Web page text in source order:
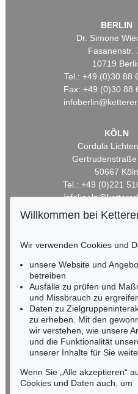
BERLIN
Dr. Simone
Fasanenstr.
10719
Tel.: +49 (0)30 88
Fax: +49 (0)30 88
KÖLN
Cordula
50667 Köln
Tel.: +49 (0)221
HESSEN
Miriam
Tel.: +49 (0)62 21
Fax: +49 (0)62 21
Nico Kassel,
Mobil: +49 (0)171
Willkommen bei
Wir verwenden Cookies und
unsere Website und
betreiben
Ausfälle zu prüfen und
und Missbrauch zu
Daten zu
zu erheben. Mit den
wir verstehen, wie unsere
und die Funktionalität
unserer Inhalte für Sie
Wenn Sie „Alle akzeptieren“
Cookies und Daten auch, um